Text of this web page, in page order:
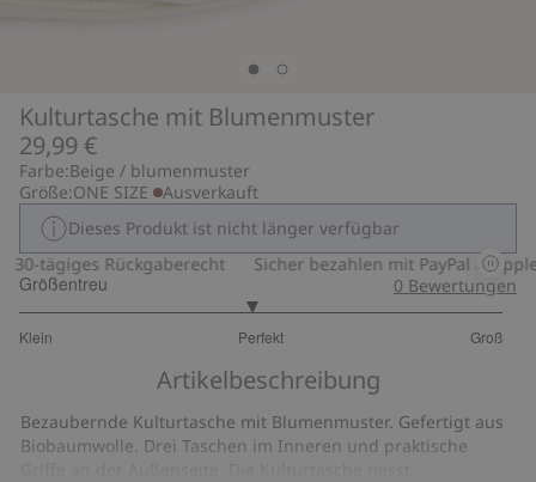
Kulturtasche mit Blumenmuster
29,99 €
Farbe:Beige / blumenmuster
Größe:ONE SIZE
Ausverkauft
Dieses Produkt ist nicht länger verfügbar
tägiges Rückgaberecht
Sicher bezahlen mit PayPal & Apple
Größentreu
Klein Perfekt Groß
von
23
Bewertungen
0 Bewertungen
Artikelbeschreibung
Bezaubernde Kulturtasche mit Blumenmuster. Gefertigt aus
Biobaumwolle. Drei Taschen im Inneren und praktische